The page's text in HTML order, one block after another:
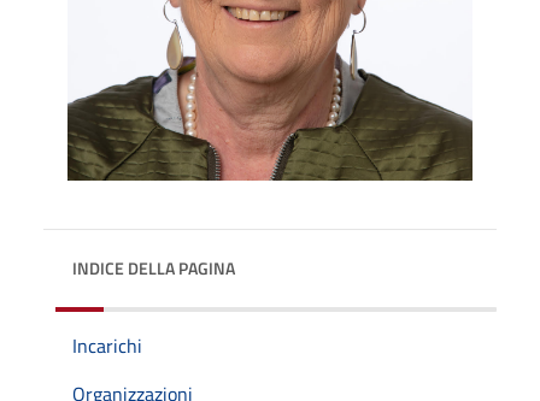
INDICE DELLA PAGINA
Incarichi
Organizzazioni